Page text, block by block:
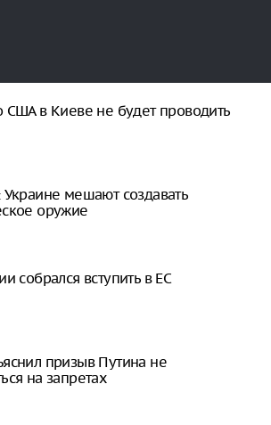
США в Киеве не будет проводить
Украине мешают создавать
оружие
собрался вступить в ЕС
призыв Путина не
на запретах